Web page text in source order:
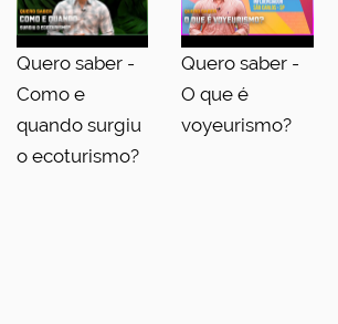
Quero saber -
Como e
quando surgiu
o ecoturismo?
Quero saber -
O que é
voyeurismo?